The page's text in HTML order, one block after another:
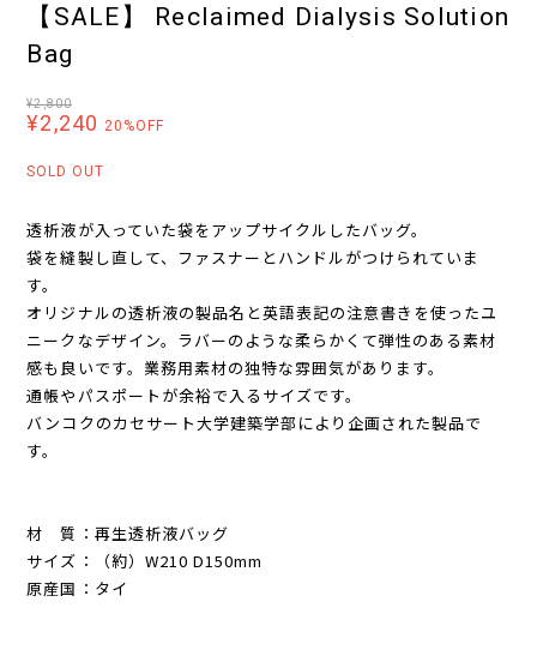
【SALE】 Reclaimed Dialysis Solution
Bag
¥2,800
¥2,240 20%OFF
SOLD OUT
透析液が入っていた袋をアップサイクルしたバッグ。
袋を縫製し直して、ファスナーとハンドルがつけられていま
す。
オリジナルの透析液の製品名と英語表記の注意書きを使ったユ
ニークなデザイン。ラバーのような柔らかくて弾性のある素材
感も良いです。業務用素材の独特な雰囲気があります。
通帳やパスポートが余裕で入るサイズです。
バンコクのカセサート大学建築学部により企画された製品で
す。
材 質：再生透析液バッグ
サイズ：（約）W210 D150mm
原産国：タイ